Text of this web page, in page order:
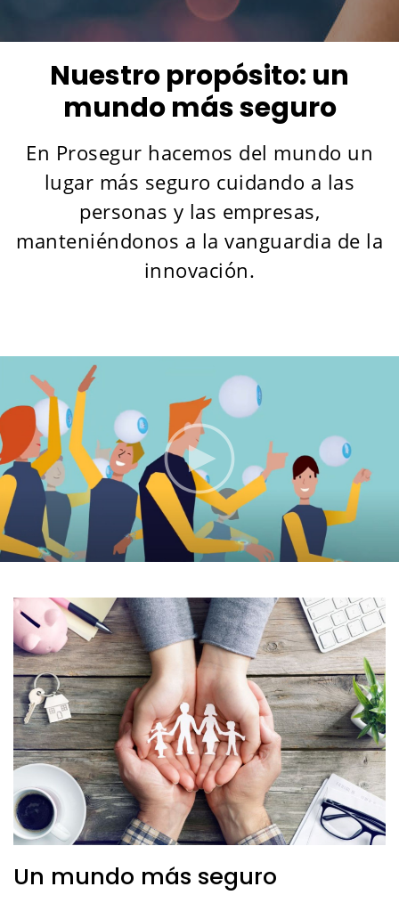
Nuestro propósito: un
mundo más seguro
En Prosegur hacemos del mundo un
lugar más seguro cuidando a las
personas y las empresas,
manteniéndonos a la vanguardia de la
innovación.
Un mundo más seguro